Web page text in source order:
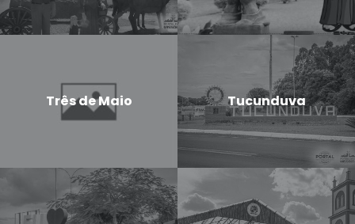
Três de Maio Tucunduva